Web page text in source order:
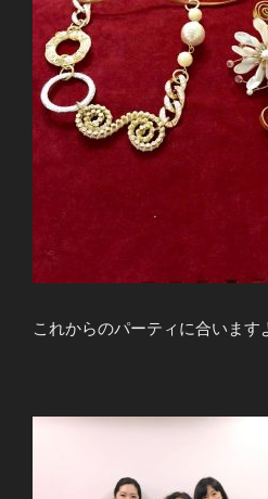
これからのパーティに合います